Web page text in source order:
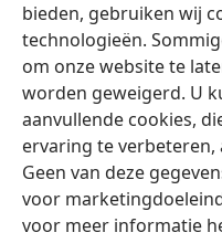
bieden, gebruiken wij
technologieën.
om onze website te
worden geweigerd. U
aanvullende cookies,
ervaring te
Geen van deze
voor
voor meer informatie
Copyright © 2026 Watch
Gebruiksvoorwaarden